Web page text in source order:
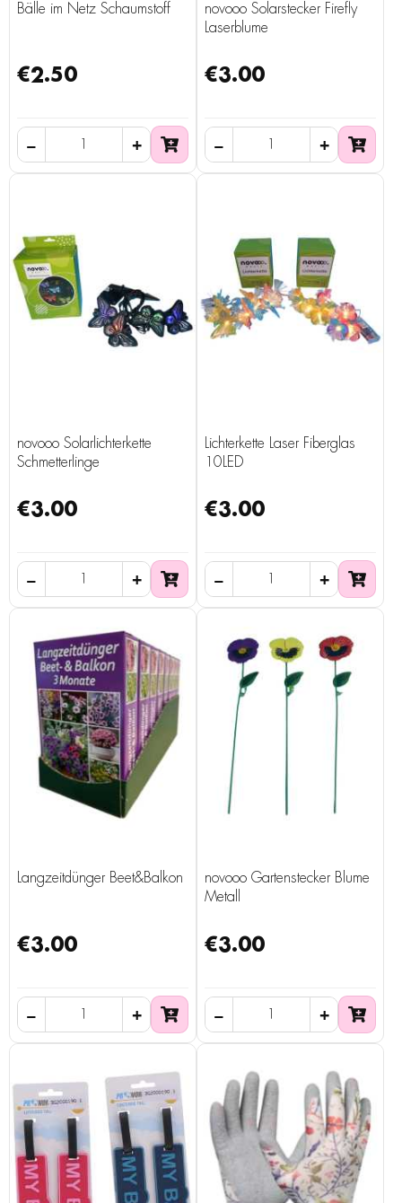
Bälle im Netz Schaumstoff
€2.50
novooo Solarstecker Firefly
Laserblume
€3.00
novooo Solarlichterkette
Schmetterlinge
€3.00
Lichterkette Laser Fiberglas
10LED
€3.00
Langzeitdünger Beet&Balkon
€3.00
novooo Gartenstecker Blume
Metall
€3.00